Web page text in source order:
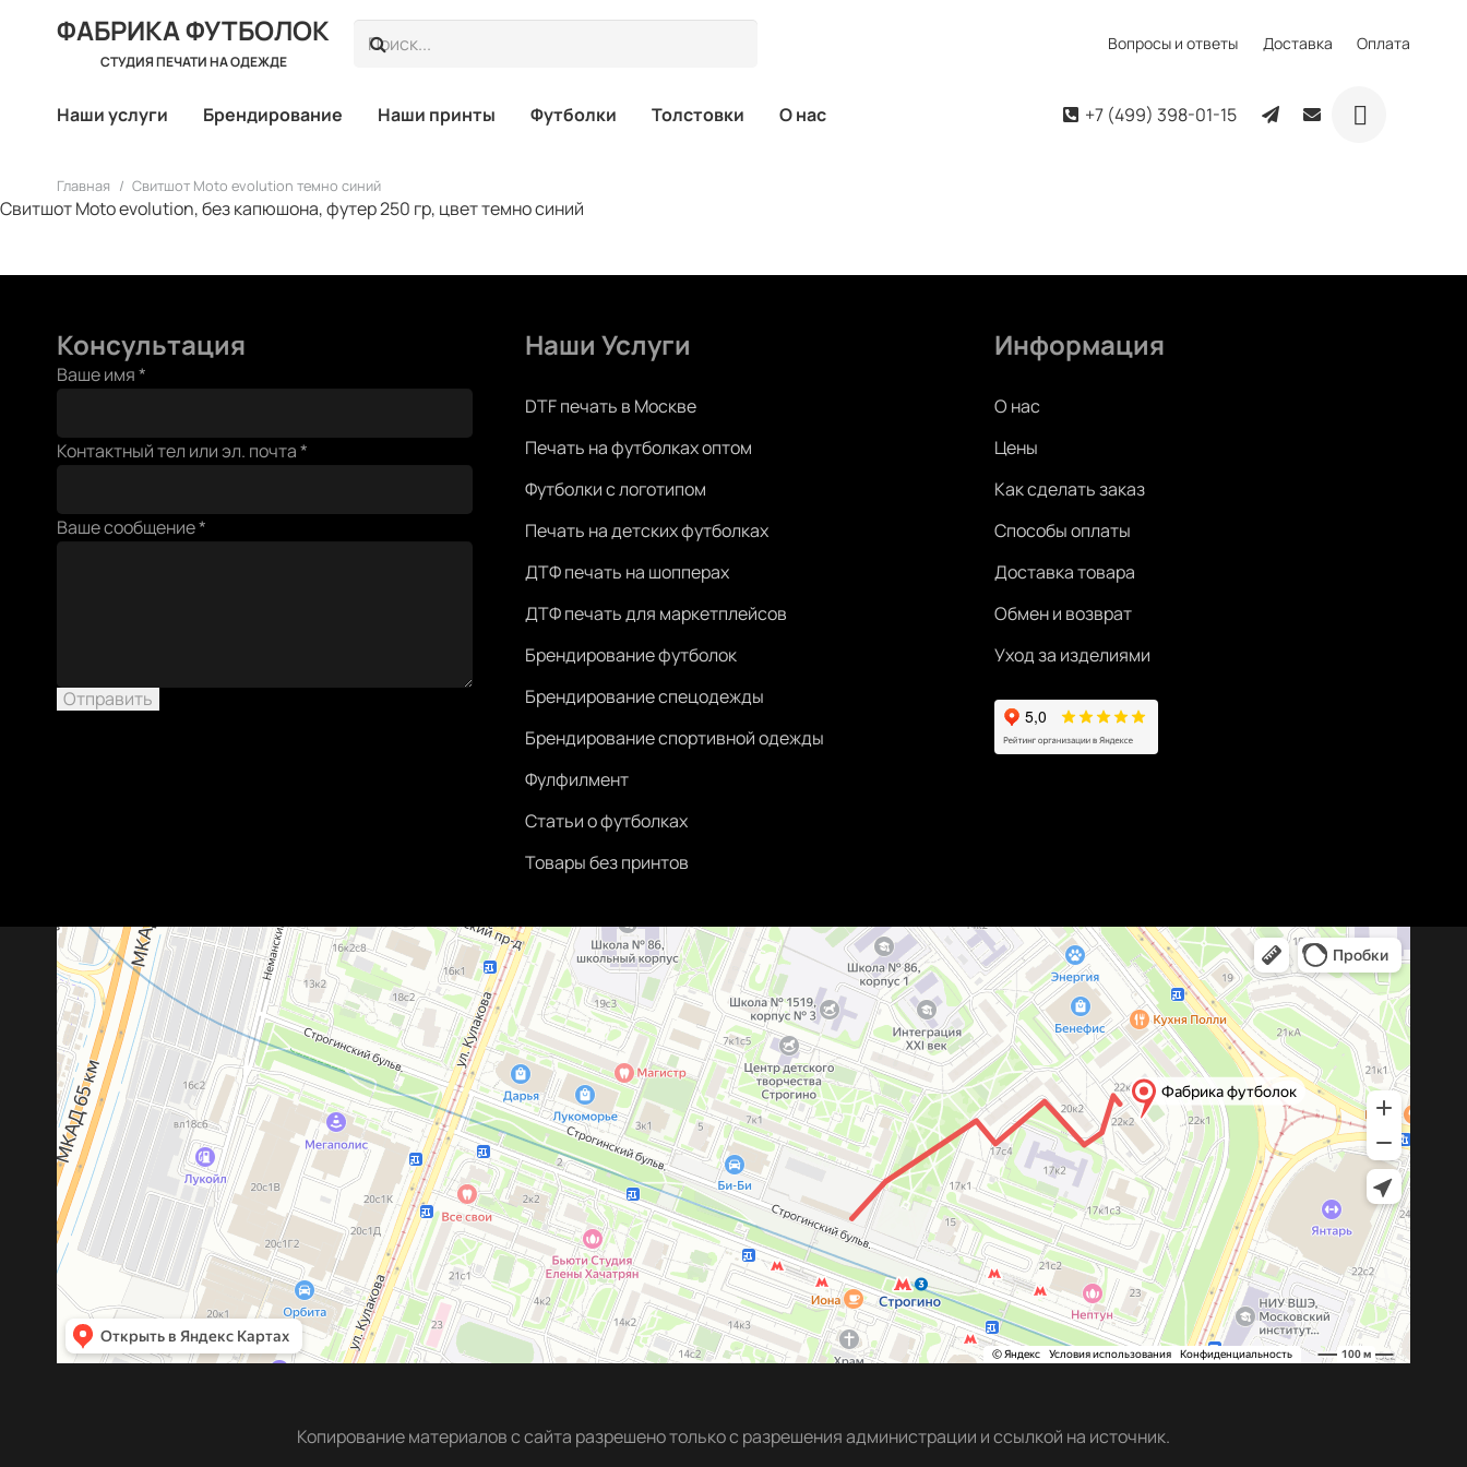
ФАБРИКА ФУТБОЛОК
СТУДИЯ ПЕЧАТИ НА ОДЕЖДЕ
Вопросы и ответы Доставка Оплата
Наши услуги Брендирование Наши принты Футболки Толстовки О нас +7 (499) 398-01-15
Главная / Свитшот Moto evolution темно синий
Свитшот Moto evolution, без капюшона, футер 250 гр, цвет темно синий
Консультация
имя
Ваше имя*
Контактный тел или эл. почта*
Ваше сообщение*
Отправить
Наши Услуги
DTF печать в Москве
Печать на футболках оптом
Футболки с логотипом
Печать на детских футболках
ДТФ печать на шопперах
ДТФ печать для маркетплейсов
Брендирование футболок
Брендирование спецодежды
Брендирование спортивной одежды
Фулфилмент
Статьи о футболках
Товары без принтов
Информация
О нас
Цены
Как сделать заказ
Способы оплаты
Доставка товара
Обмен и возврат
Уход за изделиями
Копирование материалов с сайта разрешено только с разрешения администрации и ссылкой на источник.